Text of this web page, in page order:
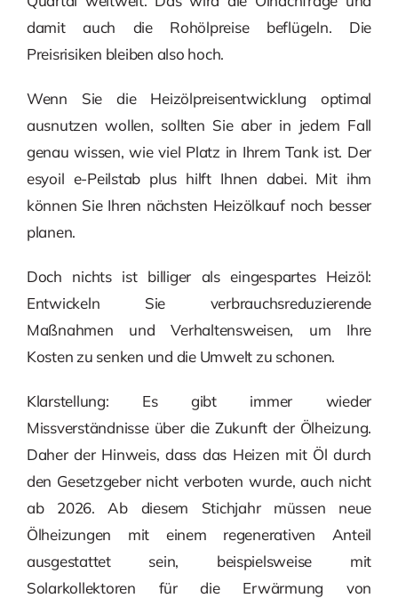
damit auch die Rohölpreise beflügeln. Die
Preisrisiken bleiben also hoch.
Wenn Sie die Heizölpreisentwicklung optimal
ausnutzen wollen, sollten Sie aber in jedem Fall
genau wissen, wie viel Platz in Ihrem Tank ist. Der
esyoil e-Peilstab plus hilft Ihnen dabei. Mit ihm
können Sie Ihren nächsten Heizölkauf noch besser
planen.
Doch nichts ist billiger als eingespartes Heizöl:
Entwickeln Sie verbrauchsreduzierende
Maßnahmen und Verhaltensweisen, um Ihre
Kosten zu senken und die Umwelt zu schonen.
Klarstellung: Es gibt immer wieder
Missverständnisse über die Zukunft der Ölheizung.
Daher der Hinweis, dass das Heizen mit Öl durch
den Gesetzgeber nicht verboten wurde, auch nicht
ab 2026. Ab diesem Stichjahr müssen neue
Ölheizungen mit einem regenerativen Anteil
ausgestattet sein, beispielsweise mit
Solarkollektoren für die Erwärmung von